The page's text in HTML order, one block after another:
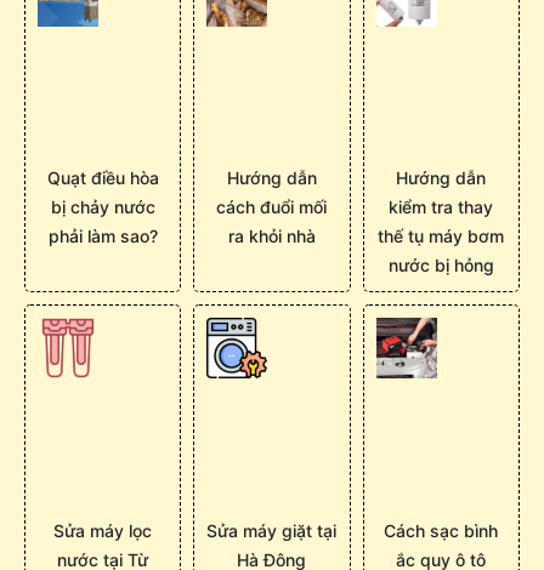
Quạt điều hòa
bị chảy nước
phải làm sao?
Hướng dẫn
cách đuổi mối
ra khỏi nhà
Hướng dẫn
kiểm tra thay
thế tụ máy bơm
nước bị hỏng
Sửa máy lọc
nước tại Từ
Sửa máy giặt tại
Hà Đông
Cách sạc bình
ắc quy ô tô